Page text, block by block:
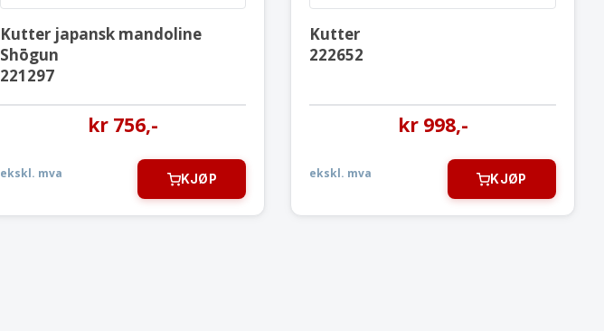
Kutter japansk mandoline
Shōgun
221297
kr756,-
ekskl. mva KJØP
Kutter
222652
kr998,-
ekskl. mva KJØP